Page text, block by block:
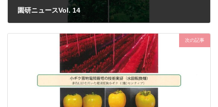
園研ニュースVol. 14
次の記事